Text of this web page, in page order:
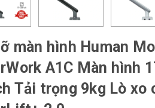
màn hình Human
A1C Màn hình
Tải trọng 9kg Lò xo